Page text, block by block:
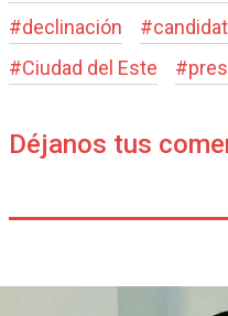
#declinación #
#Ciudad del Este #
Déjanos tus